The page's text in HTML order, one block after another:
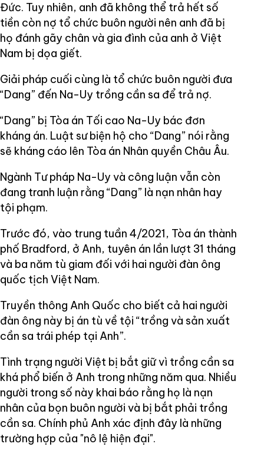
Đức. Tuy nhiên, anh đã không thể trả hết số
tiền còn nợ tổ chức buôn người nên anh đã bị
họ đánh gãy chân và gia đình của anh ở Việt
Nam bị dọa giết.
Giải pháp cuối cùng là tổ chức buôn người đưa
“Dang” đến Na-Uy trồng cần sa để trả nợ.
“Dang” bị Tòa án Tối cao Na-Uy bác đơn
kháng án. Luật sư biện hộ cho “Dang” nói rằng
sẽ kháng cáo lên Tòa án Nhân quyền Châu Âu.
Ngành Tư pháp Na-Uy và công luận vẫn còn
đang tranh luận rằng “Dang” là nạn nhân hay
tội phạm.
Trước đó, vào trung tuần 4/2021, Tòa án thành
phố Bradford, ở Anh, tuyên án lần lượt 31 tháng
và ba năm tù giam đối với hai người đàn ông
quốc tịch Việt Nam.
Truyền thông Anh Quốc cho biết cả hai người
đàn ông này bị án tù về tội “trồng và sản xuất
cần sa trái phép tại Anh”.
Tình trạng người Việt bị bắt giữ vì trồng cần sa
khá phổ biến ở Anh trong những năm qua. Nhiều
người trong số này khai báo rằng họ là nạn
nhân của bọn buôn người và bị bắt phải trồng
cần sa. Chính phủ Anh xác định đây là những
trường hợp của "nô lệ hiện đại".